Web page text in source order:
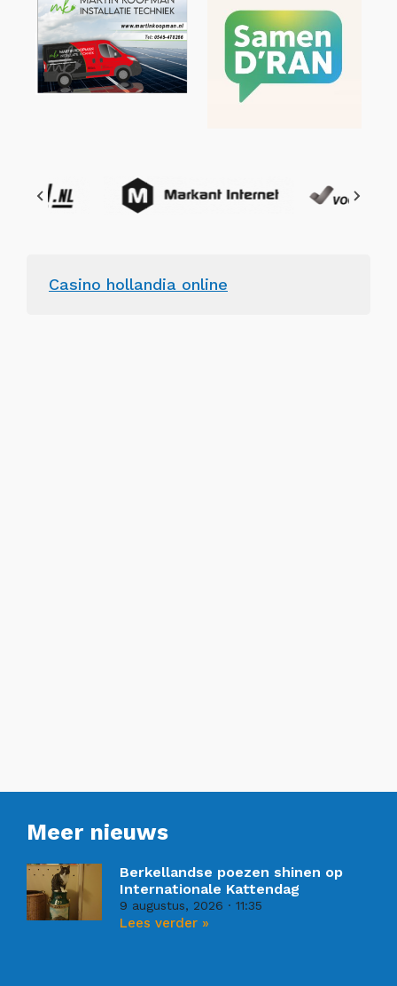
Casino hollandia online
Meer nieuws
Berkellandse poezen shinen op
Internationale Kattendag
9 augustus, 2026 11:35
Lees verder »